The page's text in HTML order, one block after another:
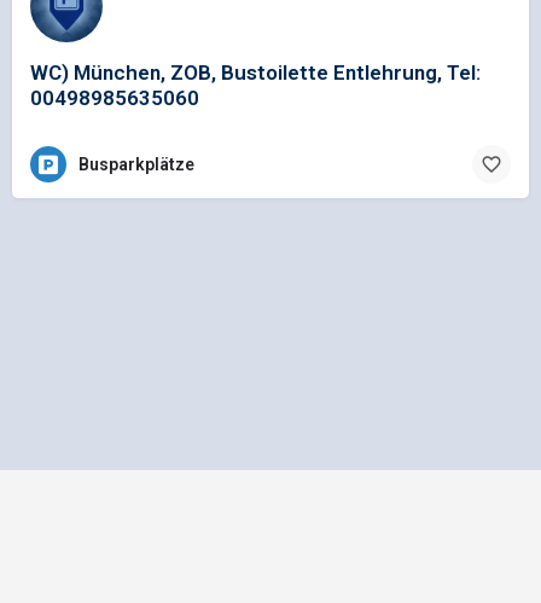
WC) München, ZOB, Bustoilette Entlehrung, Tel:
00498985635060
Busparkplätze